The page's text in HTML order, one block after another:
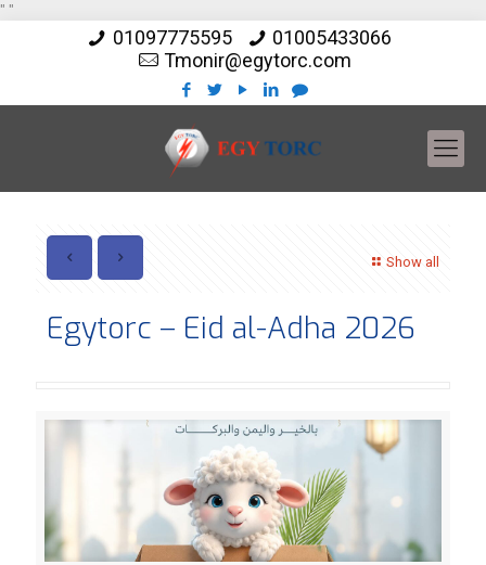
" "
01097775595
01005433066
Tmonir@egytorc.com
Show all
Egytorc – Eid al-Adha 2026